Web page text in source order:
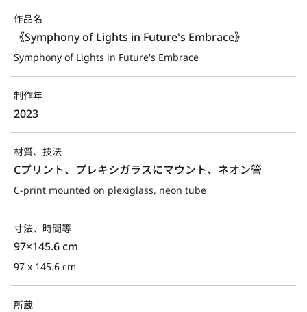
作品名
《Symphony of Lights in Future's Embrace》
Symphony of Lights in Future's Embrace
制作年
2023
材質、技法
Cプリント、プレキシガラスにマウント、ネオン管
C-print mounted on plexiglass, neon tube
寸法、時間等
97×145.6 cm
97 x 145.6 cm
所蔵